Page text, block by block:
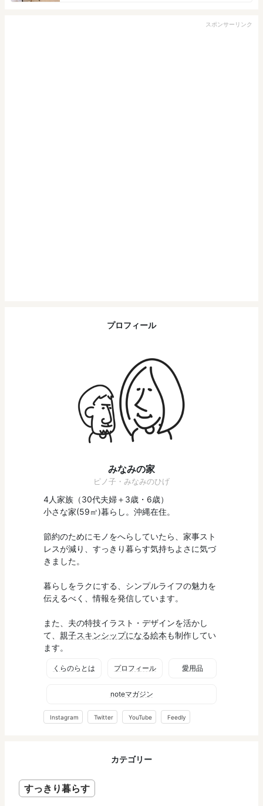
スポンサーリンク
プロフィール
みなみの家
ピノ子・みなみのひげ
4人家族（30代夫婦＋3歳・6歳）
小さな家(59㎡)暮らし。沖縄在住。
節約のためにモノをへらしていたら、家事スト
レスが減り、すっきり暮らす気持ちよさに気づ
きました。
暮らしをラクにする、シンプルライフの魅力を
伝えるべく、情報を発信しています。
また、夫の特技イラスト・デザインを活かし
て、 親子スキンシップになる絵本も制作してい
ます。
くらのらとは プロフィール 愛用品
noteマガジン
Instagram Twitter YouTube Feedly
カテゴリー
すっきり暮らす